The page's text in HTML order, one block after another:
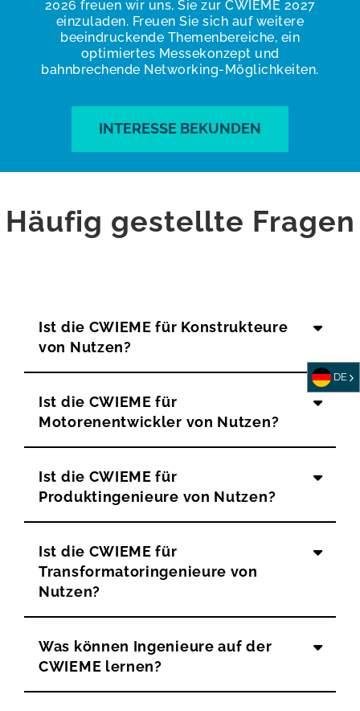
2026 freuen wir uns, Sie zur CWIEME 2027
einzuladen. Freuen Sie sich auf weitere
beeindruckende Themenbereiche, ein
optimiertes Messekonzept und
bahnbrechende Networking-Möglichkeiten.
INTERESSE BEKUNDEN
Häufig gestellte Fragen
Ist die CWIEME für Konstrukteure
von Nutzen?
Ist die CWIEME für
Motorenentwickler von Nutzen?
Ist die CWIEME für
Produktingenieure von Nutzen?
Ist die CWIEME für
Transformatoringenieure von
Nutzen?
Was können Ingenieure auf der
CWIEME lernen?
DE